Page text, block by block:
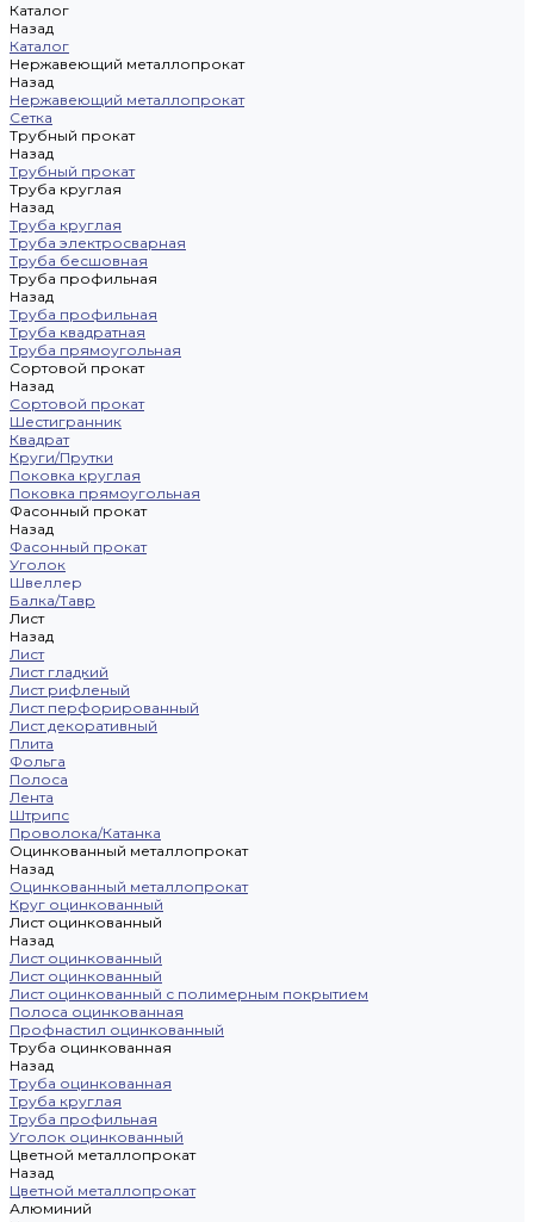
Каталог
Назад
Каталог
Нержавеющий металлопрокат
Назад
Нержавеющий металлопрокат
Сетка
Трубный прокат
Назад
Трубный прокат
Труба круглая
Назад
Труба круглая
Труба электросварная
Труба бесшовная
Труба профильная
Назад
Труба профильная
Труба квадратная
Труба прямоугольная
Сортовой прокат
Назад
Сортовой прокат
Шестигранник
Квадрат
Круги/Прутки
Поковка круглая
Поковка прямоугольная
Фасонный прокат
Назад
Фасонный прокат
Уголок
Швеллер
Балка/Тавр
Лист
Назад
Лист
Лист гладкий
Лист рифленый
Лист перфорированный
Лист декоративный
Плита
Фольга
Полоса
Лента
Штрипс
Проволока/Катанка
Оцинкованный металлопрокат
Назад
Оцинкованный металлопрокат
Круг оцинкованный
Лист оцинкованный
Назад
Лист оцинкованный
Лист оцинкованный
Лист оцинкованный с полимерным покрытием
Полоса оцинкованная
Профнастил оцинкованный
Труба оцинкованная
Назад
Труба оцинкованная
Труба круглая
Труба профильная
Уголок оцинкованный
Цветной металлопрокат
Назад
Цветной металлопрокат
Алюминий